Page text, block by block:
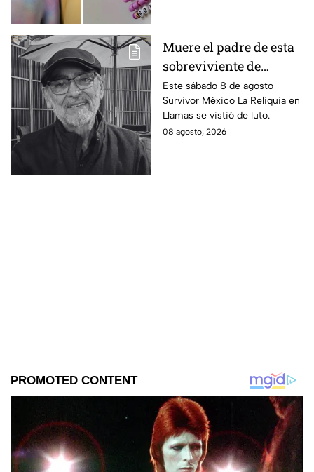
Muere el padre de esta
sobreviviente de
Survivor México La
Reliquia en Llamas
Este sábado 8 de agosto
Survivor México La Reliquia en
Llamas se vistió de luto.
08 agosto, 2026